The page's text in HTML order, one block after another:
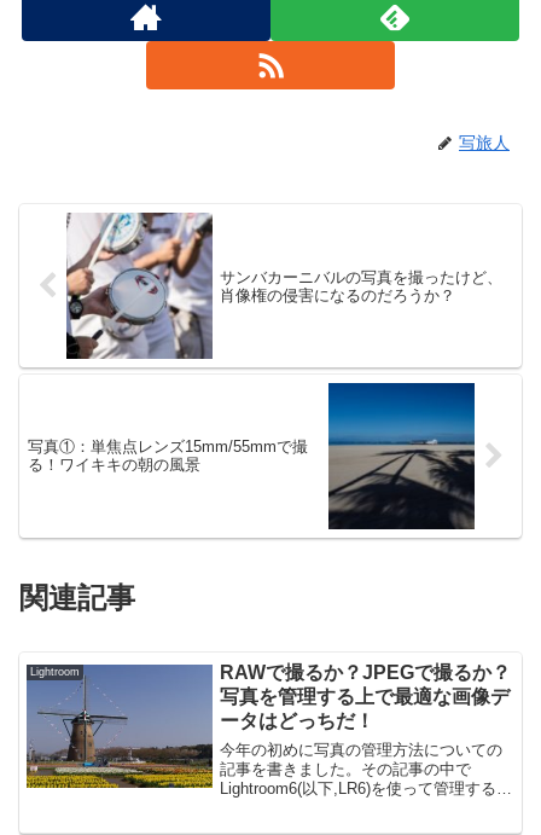
写旅人
サンバカーニバルの写真を撮ったけど、
肖像権の侵害になるのだろうか？
写真①：単焦点レンズ15mm/55mmで撮
る！ワイキキの朝の風景
関連記事
Lightroom
RAWで撮るか？JPEGで撮るか？
写真を管理する上で最適な画像デ
ータはどっちだ！
今年の初めに写真の管理方法についての
記事を書きました。その記事の中で
Lightroom6(以下,LR6)を使って管理するこ